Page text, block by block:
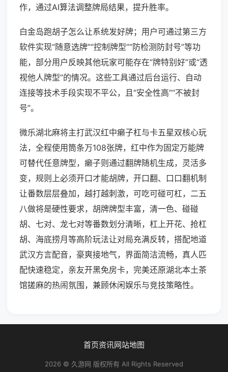
作，通过AI算法调整牌局结果，提升胜率。
白金岛跑胡子怎么让系统发好牌；用户可通过第三方
软件实现“随意选牌”“控制牌型”“防检测防封号”等功
能，部分用户反映其他玩家可能存在“牌特别好”或“透
视他人牌型”的情况。这些工具通过后台运行、自动
连接等技术手段实现不平公，且“安全性高”“不被封
号”。
微乐湖北麻将主打武汉红中癞子杠与卡五星双核心玩
法，全程使用筒条万108张牌，红中作为固定万能牌
可替代任意牌型，癞子则通过翻牌随机生成，灵活多
变，规则上必须开口才能胡牌，开口翻、口口翻机制
让番数层层叠加，越打越刺激，可吃可碰可杠，二五
八做将是硬性要求，胡牌牌型丰富，清一色、碰碰
胡、七对、龙七对等番数划分清晰，杠上开花、抢杠
胡、海底捞月等高阶玩法让对局充满反转，搭配地道
武汉方言配音，豪爽接地气，界面简洁流畅，真人匹
配快速稳定，亲友开黑免房卡，完美还原湖北本土茶
馆搓麻的热闹氛围，兼顾休闲娱乐与竞技策略性。
首页资讯网站地图
2026 © 久游网 版权所有 All Rights Reserved